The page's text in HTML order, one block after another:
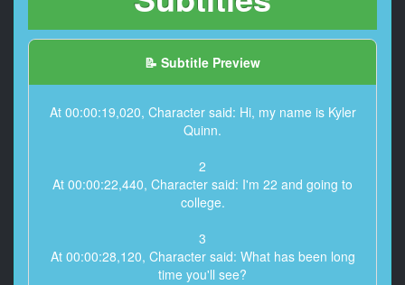
📝 Subtitle Preview
At 00:00:19,020, Character said: Hi, my name is Kyler
Quinn.
2
At 00:00:22,440, Character said: I'm 22 and going to
college.
3
At 00:00:28,120, Character said: What has been long
time you'll see?